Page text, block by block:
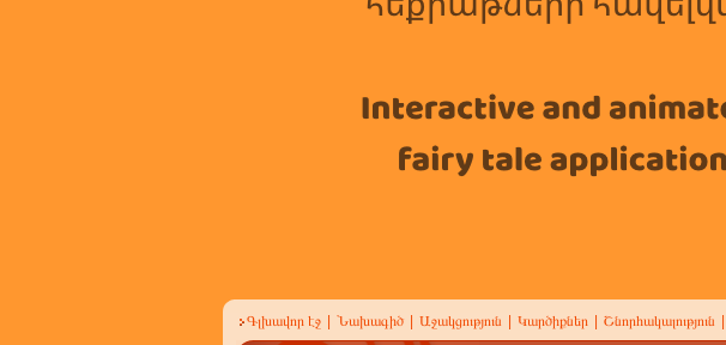
Գլխավոր էջ Նախագիծ Աջակցություն Կարծիքներ Շնորհակալություն